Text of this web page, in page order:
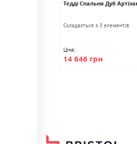
Тедді Спальня Дуб
Cкладається з 3 елементів
Ціна:
14 646 грн